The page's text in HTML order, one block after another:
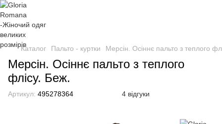
Каталог Пальто - куртки Мерсін. Осіннє пальто з теплого
Мерсін. Осіннє пальто з теплого
флісу. Беж.
Артикул: 495278364 4 відгуки